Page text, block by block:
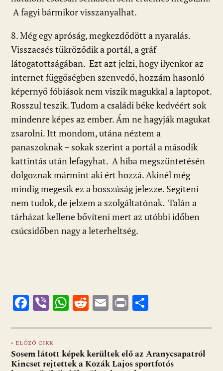
A fagyi bármikor visszanyalhat.
8. Még egy apróság, megkezdődött a nyaralás.
Visszaesés tükröződik a portál, a gráf
látogatottságában. Ezt azt jelzi, hogy ilyenkor az
internet függőségben szenvedő, hozzám hasonló
képernyő fóbiások nem viszik magukkal a laptopot.
Rosszul teszik. Tudom a családi béke kedvéért sok
mindenre képes az ember. Ám ne hagyják magukat
zsarolni. Itt mondom, utána néztem a
panaszoknak – sokak szerint a portál a második
kattintás után lefagyhat. A hiba megszüntetésén
dolgoznak mármint aki ért hozzá. Akinél még
mindig megesik ez a bosszúság jelezze. Segíteni
nem tudok, de jelzem a szolgáltatónak. Talán a
tárházat kellene bővíteni mert az utóbbi időben
csúcsidőben nagy a leterheltség.
F
e
b
o
Vi
er
W
at
s
A
R
d
di
t
E
ai
l
Pr
t za
m
e
« ELŐZŐ CIKK
Sosem látott képek kerültek elő az Aranycsapatról
Kincset rejtettek a Kozák Lajos sportfotós